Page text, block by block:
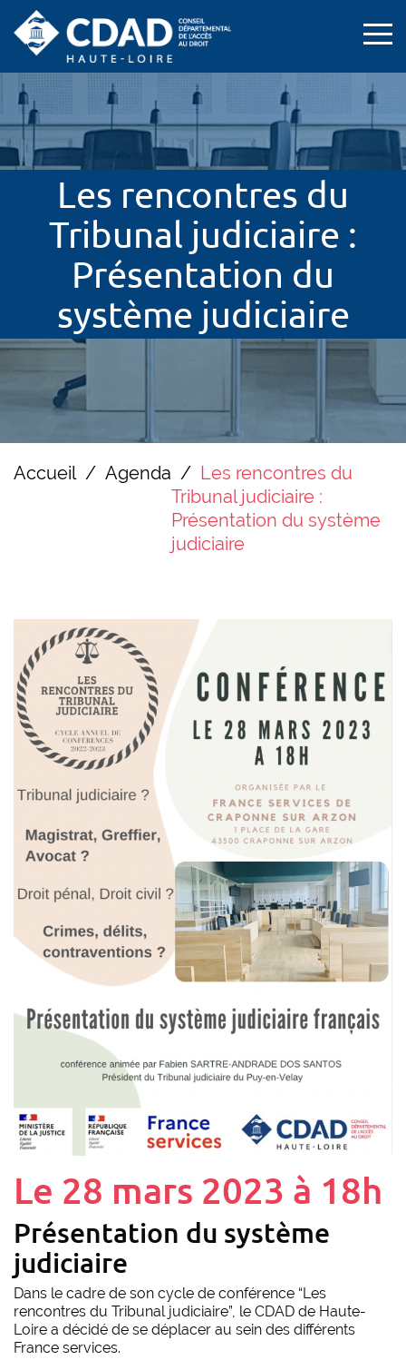
Les rencontres du
Tribunal judiciaire :
Présentation du
système judiciaire
Accueil Agenda
Les rencontres du
Tribunal judiciaire :
Présentation du système
judiciaire
Le 28 mars 2023 à 18h
Présentation du système
judiciaire
Dans le cadre de son cycle de conférence “Les
rencontres du Tribunal judiciaire”, le CDAD de Haute-
Loire a décidé de se déplacer au sein des différents
France services.